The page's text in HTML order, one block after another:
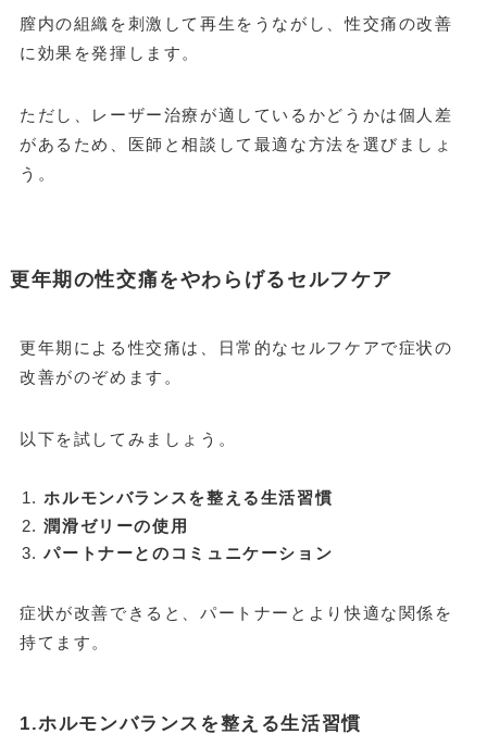
膣内の組織を刺激して再生をうながし、性交痛の改善
に効果を発揮します。
ただし、レーザー治療が適しているかどうかは個人差
があるため、医師と相談して最適な方法を選びましょ
う。
更年期の性交痛をやわらげるセルフケア
更年期による性交痛は、日常的なセルフケアで症状の
改善がのぞめます。
以下を試してみましょう。
ホルモンバランスを整える生活習慣
潤滑ゼリーの使用
パートナーとのコミュニケーション
症状が改善できると、パートナーとより快適な関係を
持てます。
1.ホルモンバランスを整える生活習慣